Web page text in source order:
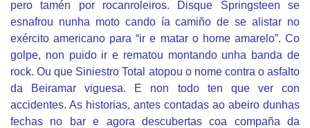
pero tamén por rocanroleiros. Disque Springsteen se
esnafrou nunha moto cando ía camiño de se alistar no
exército americano para “ir e matar o home amarelo”. Co
golpe, non puido ir e rematou montando unha banda de
rock. Ou que Siniestro Total atopou o nome contra o asfalto
da Beiramar viguesa. E non todo ten que ver con
accidentes. As historias, antes contadas ao abeiro dunhas
fechas no bar e agora descubertas coa compaña da